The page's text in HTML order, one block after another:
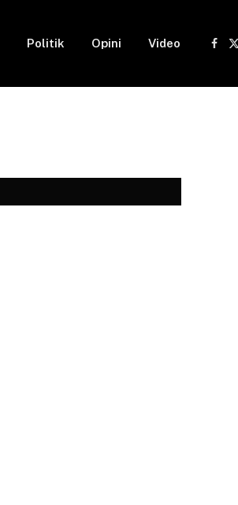
Politik Opini Video